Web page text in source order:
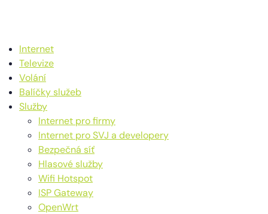
Internet
Televize
Volání
Balíčky služeb
Služby
Internet pro firmy
Internet pro SVJ a developery
Bezpečná síť
Hlasové služby
Wifi Hotspot
ISP Gateway
OpenWrt